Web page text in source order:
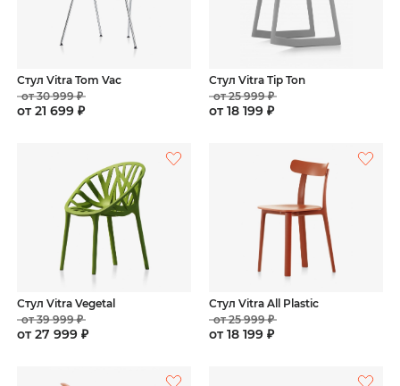
Стул Vitra Tom Vac
от 30 999 ₽
от 21 699 ₽
Стул Vitra Tip Ton
от 25 999 ₽
от 18 199 ₽
Стул Vitra Vegetal
от 39 999 ₽
от 27 999 ₽
Стул Vitra All Plastic
от 25 999 ₽
от 18 199 ₽